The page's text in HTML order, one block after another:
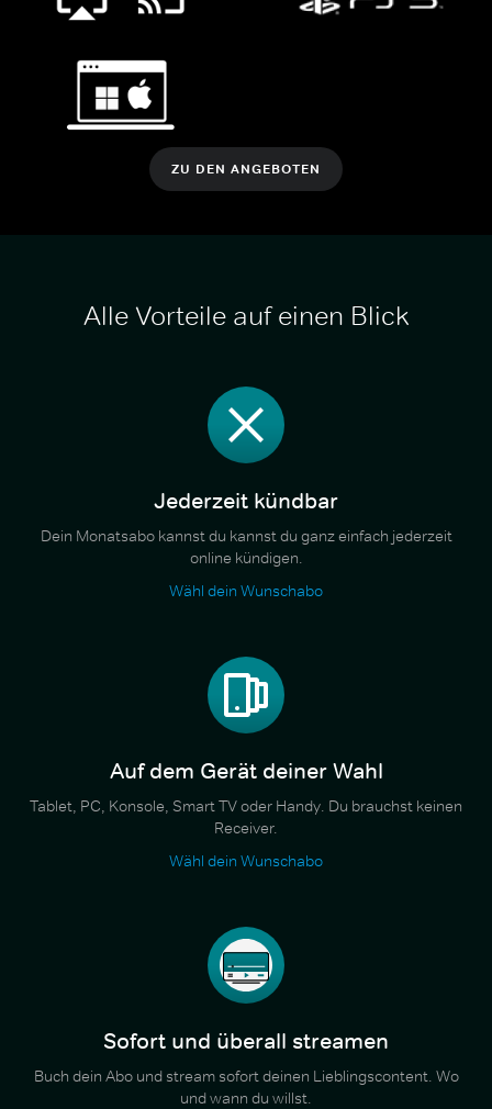
ZU DEN ANGEBOTEN
Alle Vorteile auf einen Blick
Jederzeit kündbar
Dein Monatsabo kannst du kannst du ganz einfach jederzeit
online kündigen.
Wähl dein Wunschabo
Auf dem Gerät deiner Wahl
Tablet, PC, Konsole, Smart TV oder Handy. Du brauchst keinen
Receiver.
Wähl dein Wunschabo
Sofort und überall streamen
Buch dein Abo und stream sofort deinen Lieblingscontent. Wo
und wann du willst.